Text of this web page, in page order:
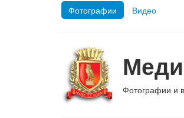
Фотографии Видео
Фотографии и